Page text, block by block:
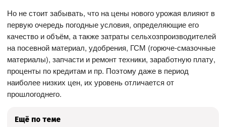
Но не стоит забывать, что на цены нового урожая влияют в
первую очередь погодные условия, определяющие его
качество и объём, а также затраты сельхозпроизводителей
на посевной материал, удобрения, ГСМ (горюче-смазочные
материалы), запчасти и ремонт техники, заработную плату,
проценты по кредитам и пр. Поэтому даже в период
наиболее низких цен, их уровень отличается от
прошлогоднего.
Ещё по теме